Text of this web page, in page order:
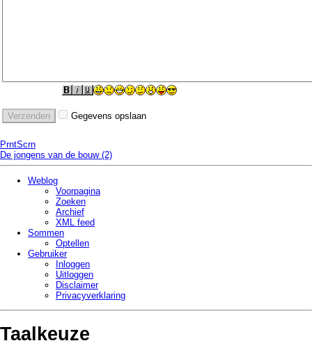
Gegevens opslaan
PrntScrn
De jongens van de bouw (2)
Weblog
Voorpagina
Zoeken
Archief
XML feed
Sommen
Optellen
Gebruiker
Inloggen
Uitloggen
Disclaimer
Privacy­verklaring
Taalkeuze